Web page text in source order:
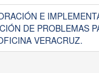
E
DE PROBLEMAS
VERACRUZ.